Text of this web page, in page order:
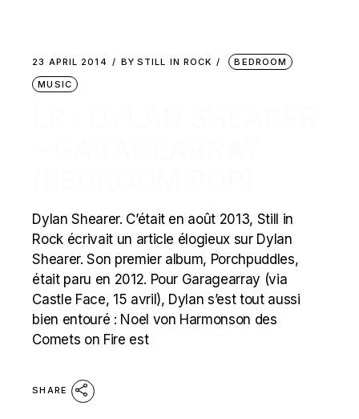
23 APRIL 2014 BY STILL IN ROCK
BEDROOM
MUSIC
Dylan Shearer. C’était en août 2013, Still in
Rock écrivait un article élogieux sur Dylan
Shearer. Son premier album, Porchpuddles,
était paru en 2012. Pour Garagearray (via
Castle Face, 15 avril), Dylan s’est tout aussi
bien entouré : Noel von Harmonson des
Comets on Fire est
SHARE